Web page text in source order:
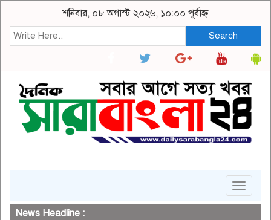
শনিবার, ০৮ অগাস্ট ২০২৬, ১০:০০ পূর্বাহ্ন
Search
Toggle
News Headline :